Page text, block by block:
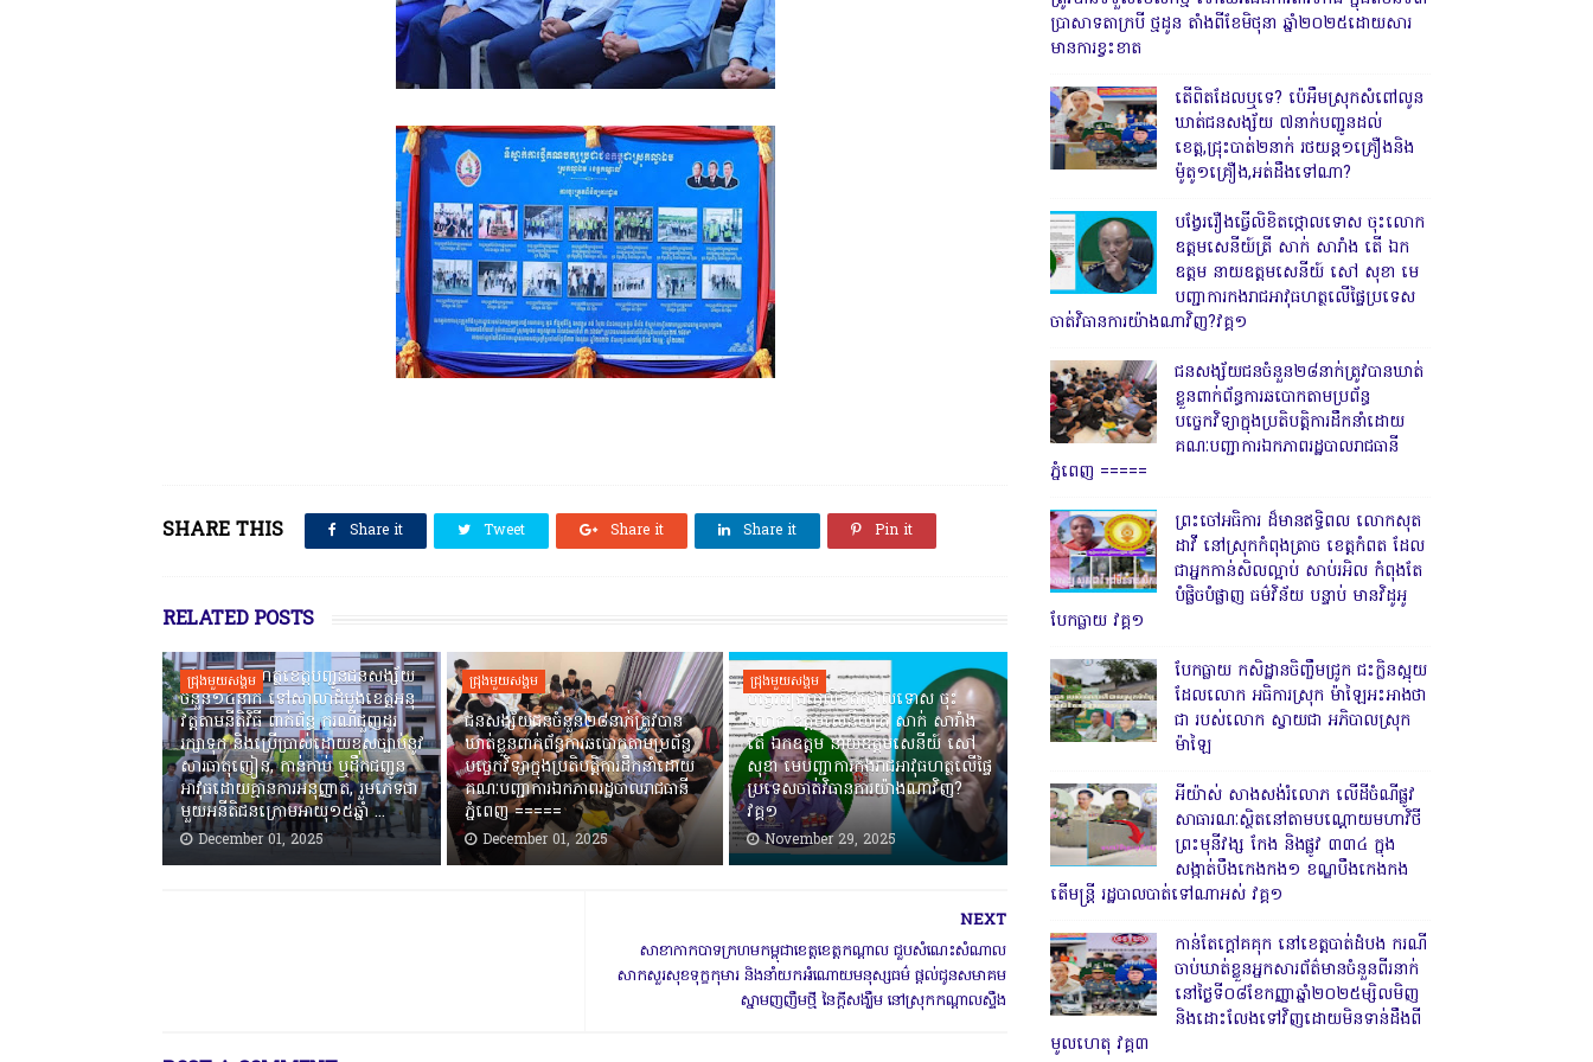
SHARE THIS Share it Tweet Share it Share it Pin it
RELATED POSTS
ជ្រុងមួយសង្គម
កងរាជឣាវុធហត្ថខេត្តបញ្ជូនជនសង្ស័យ
ចំនួន១៤នាក់ ទៅសាលាដំបូងខេត្តឣនុ
វត្តតាមនីតិវិធី ពាក់ព័ន្ធ ករណីជួញដូរ
រក្សាទុក និងប្រើប្រាស់ដោយខុសច្បាប់នូវ
សារធាតុញៀន, កាន់កាប់ ឬដឹកជញ្ជូន
អាវុធដោយគ្មានការអនុញ្ញាត, រួមភេទជា
មួយអនីតិជនក្រោមអាយុ១៥ឆ្នាំ ...
December 01, 2025
ជ្រុងមួយសង្គម
ជនសង្ស័យជនចំនួន២៨នាក់ត្រូវបាន
ឃាត់ខ្លួនពាក់ព័ន្ធការឆបោកតាមប្រព័ន្ធ
បច្ចេកវិទ្យាក្នុងប្រតិបត្តិការដឹកនាំដោយ
គណៈបញ្ជាការឯកភាពរដ្ឋបាលរាជធានី
ភ្នំពេញ ‎=====
December 01, 2025
ជ្រុងមួយសង្គម
បង្វែររឿងធ្វើលិខិតថ្កោលទោស ចុះ
លោក ឧត្តមសេនីយ៍ត្រី សាក់ សារាំង
តើ ឯកឧត្តម នាយឧត្តមសេនីយ៍ សៅ
សុខា មេបញ្ជាការកងរាជអាវុធហត្ថលើផ្ទៃ
ប្រទេសចាត់វិធានការយ៉ាងណាវិញ?
វគ្គ១
November 29, 2025
NEXT
សាខាកាកបាទក្រហមកម្ពុជាខេត្តខេត្តកណ្តាល ជួបសំណេះសំណាល
សាកសួរសុខទុក្ខកុមារ និងនាំយកអំណោយមនុស្សធម៌ ផ្ដល់ជូនសមាគម
ស្នាមញញឹមថ្មី នៃក្តីសង្ឃឹម នៅស្រុកកណ្ដាលស្ទឹង
ប្រាសាទតាក្របី ថ្មដូន តាំងពីខែមិថុនា ឆ្នាំ២០២៥ដោយសារ
មានការខ្វះខាត
តើពិតដែលឬទេ? ប៉េអឹមស្រុកសំពៅលូន
ឃាត់ជនសង្ស័យ ៧នាក់បញ្ជូនដល់
ខេត្ត,ជ្រុះបាត់២នាក់ រថយន្ត១គ្រឿងនិង
ម៉ូតូ១គ្រឿង,អត់ដឹងទៅណា?
បង្វែររឿងធ្វើលិខិតថ្កោលទោស ចុះលោក
ឧត្តមសេនីយ៍ត្រី សាក់ សារាំង តើ ឯក
ឧត្តម នាយឧត្តមសេនីយ៍ សៅ សុខា មេ
បញ្ជាការកងរាជអាវុធហត្ថលើផ្ទៃប្រទេស
ចាត់វិធានការយ៉ាងណាវិញ?វគ្គ១
ជនសង្ស័យជនចំនួន២៨នាក់ត្រូវបានឃាត់
ខ្លួនពាក់ព័ន្ធការឆបោកតាមប្រព័ន្ធ
បច្ចេកវិទ្យាក្នុងប្រតិបត្តិការដឹកនាំដោយ
គណៈបញ្ជាការឯកភាពរដ្ឋបាលរាជធានី
ភ្នំពេញ ‎=====
ព្រះចៅអធិការ ដ៏មានឥទ្ធិពល លោកសុត
ដាវី នៅស្រុកកំពុងត្រាច ខេត្តកំពត ដែល
ជាអ្នកកាន់សិលល្អាប់ សាប់រអិល កំពុងតែ
បំផ្លិចបំផ្លាញ ធម៌វិន័យ បន្ទាប់ មានវិដូអូ
បែកធ្លាយ វគ្គ១
បែកធ្លាយ កសិដ្ឋានចិញ្ចឹមជ្រូក ជះក្លិនស្អុយ
ដែលលោក អធិការស្រុក ម៉ាឡៃអះអាងថា
ជា របស់លោក ស្វាយជា អភិបាលស្រុក
ម៉ាឡៃ
អីយ៉ាស់ សាងសង់រំលោភ លើដីចំណីផ្លូវ
សាធារណៈស្ថិតនៅតាមបណ្ដោយមហាវិថី
ព្រះមុនីវង្ស កែង និងផ្លូវ ៣៣៤ ក្នុង
សង្កាត់បឹងកេងកង១ ខណ្ឌបឹងកេងកង
តើមន្ត្រី រដ្ឋបាលបាត់ទៅណាអស់ វគ្គ១
កាន់តែក្តៅគគុក នៅខេត្តបាត់ដំបង ករណី
ចាប់ឃាត់ខ្លួនអ្នកសារព័ត៌មានចំនួនពីរនាក់
នៅថ្ងៃទី០៨ខែកញ្ញាឆ្នាំ២០២៥ម្សិលមិញ
និងដោះលែងទៅវិញដោយមិនទាន់ដឹងពី
មូលហេតុ វគ្គ៣